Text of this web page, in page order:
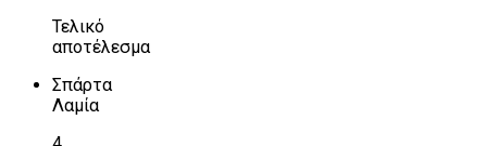
Τελικό
αποτέλεσμα
Σπάρτα
Λαμία